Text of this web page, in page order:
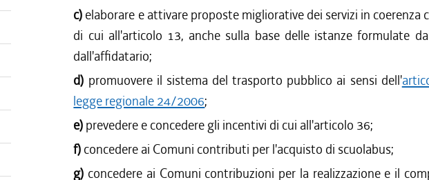
c) elaborare e attivare proposte migliorative dei servizi in coerenza
di cui all'articolo 13, anche sulla base delle istanze formulate
dall'affidatario;
d) promuovere il sistema del trasporto pubblico ai sensi dell'
legge regionale 24/2006;
e) prevedere e concedere gli incentivi di cui all'articolo 36;
f) concedere ai Comuni contributi per l'acquisto di scuolabus;
g) concedere ai Comuni contribuzioni per la realizzazione e il